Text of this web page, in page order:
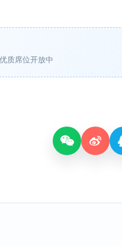
质席位开放中